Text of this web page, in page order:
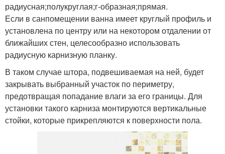
радиусная;полукруглая;г-образная;прямая.
Если в санпомещении ванна имеет круглый профиль и
установлена по центру или на некотором отдалении от
ближайших стен, целесообразно использовать
радиусную карнизную планку.
В таком случае штора, подвешиваемая на ней, будет
закрывать выбранный участок по периметру,
предотвращая попадание влаги за его границы. Для
установки такого карниза монтируются вертикальные
стойки, которые прикрепляются к поверхности пола.